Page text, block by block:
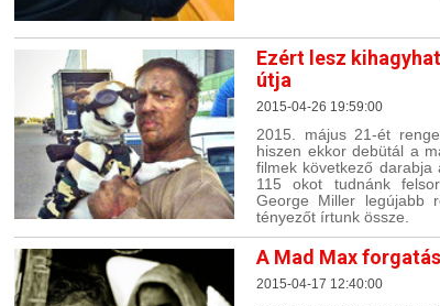
Ezért lesz
útja
2015-04-26 19:59:00
2015. május 21-ét
hiszen ekkor debütál a
filmek következő
115 okot tudnánk
George Miller legújabb
tényezőt írtunk össze.
A Mad Max
2015-04-17 12:40:00